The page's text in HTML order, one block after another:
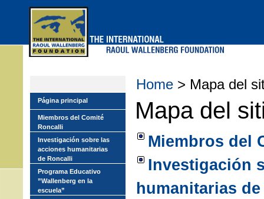
Home > Mapa del
Mapa del
Miembros del
Investigación
humanitarias
Página principal
Miembros del Comité
Roncalli
Investigación sobre las
acciones humanitarias
de Roncalli
Programa Educativo
”Wallenberg en la
escuela”